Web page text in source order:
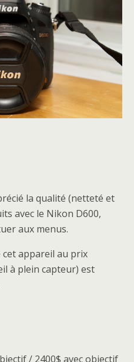
la qualité (netteté et
avec le Nikon D600,
aux menus.
cet appareil au prix
à plein capteur) est
/ 2400$ avec objectif